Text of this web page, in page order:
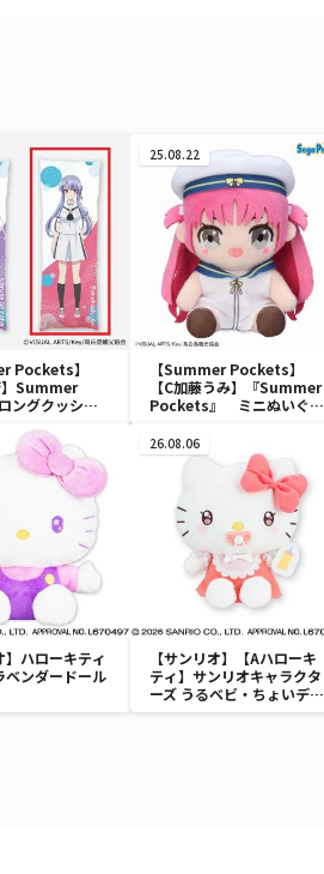
Pockets】
】Summer
ングクッショ
25.08.22
【Summer Pockets】
【C加藤うみ】『Summer
Pockets』 ミニぬいぐる
】ハローキティ
ベンダードール
26.08.06
【サンリオ】【Aハローキ
ティ】サンリオキャラクタ
ーズ うるベビ・ちょいデカ
ドール